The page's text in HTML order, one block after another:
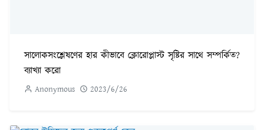
সালোকসংশ্লেষণের হার কীভাবে ক্লোরোপ্লাস্ট সৃষ্টির সাথে সম্পর্কিত?
ব্যাখ্যা করো
Anonymous 2023/6/26